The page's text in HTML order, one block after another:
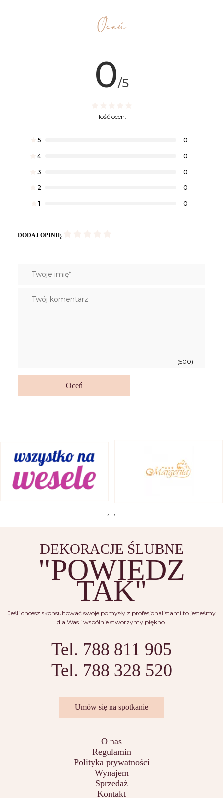
Oceń
0/5
Ilość ocen:
5 0
4 0
3 0
2 0
1 0
DODAJ OPINIĘ
(500)
Oceń
‹ ›
DEKORACJE ŚLUBNE
"POWIEDZ
TAK"
Jeśli chcesz skonsultować swoje pomysły z profesjonalistami to jesteśmy
dla Was i wspólnie stworzymy piękno.
Tel. 788 811 905
Tel. 788 328 520
Umów się na spotkanie
O nas
Regulamin
Polityka prywatności
Wynajem
Sprzedaż
Kontakt